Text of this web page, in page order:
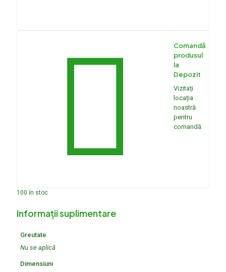
Comandă
produsul
la
Depozit
Vizitați
locația
noastră
pentru
comandă
100 în stoc
Informații suplimentare
Greutate
Nu se aplică
Dimensiuni